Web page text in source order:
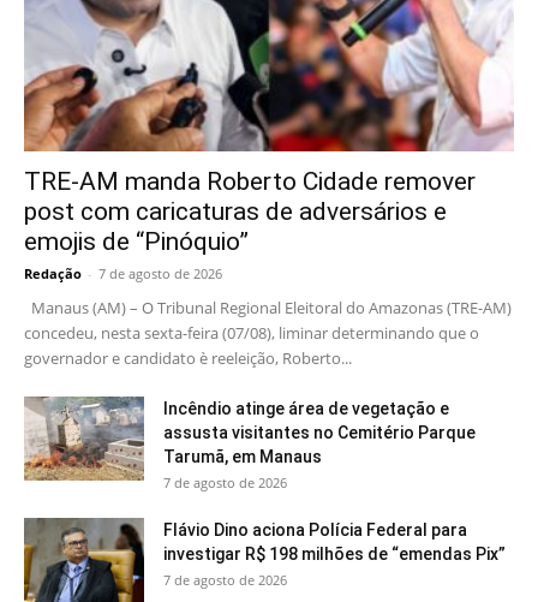
TRE-AM manda Roberto Cidade remover
post com caricaturas de adversários e
emojis de “Pinóquio”
Redação - 7 de agosto de 2026
Manaus (AM) – O Tribunal Regional Eleitoral do Amazonas (TRE-AM)
concedeu, nesta sexta-feira (07/08), liminar determinando que o
governador e candidato è reeleição, Roberto...
Incêndio atinge área de vegetação e
assusta visitantes no Cemitério Parque
Tarumã, em Manaus
7 de agosto de 2026
Flávio Dino aciona Polícia Federal para
investigar R$ 198 milhões de “emendas Pix”
7 de agosto de 2026